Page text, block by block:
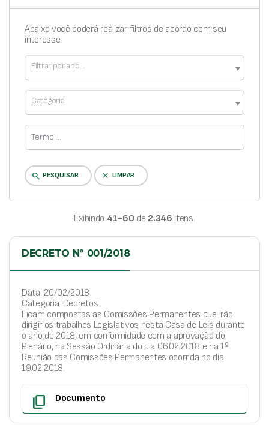
Exibindo 41-60 de 2.346 itens.
DECRETO Nº 001/2018
Data: 20/02/2018
Categoria: Decretos
Ficam compostas as Comissões Permanentes que irão
dirigir os trabalhos Legislativos nesta Casa de Leis durante
o ano de 2018, em conformidade com a aprovação do
Plenário, na Sessão Ordinária do dia 06.02.2018 e na 1º
Reunião das Comissões Permanentes ocorrida no dia
19.02.2018.
content_copy Documento
Abaixo você poderá realizar filtros de acordo com seu
interesse.
Filtrar por ano...
Categoria
search PESQUISAR clear LIMPAR